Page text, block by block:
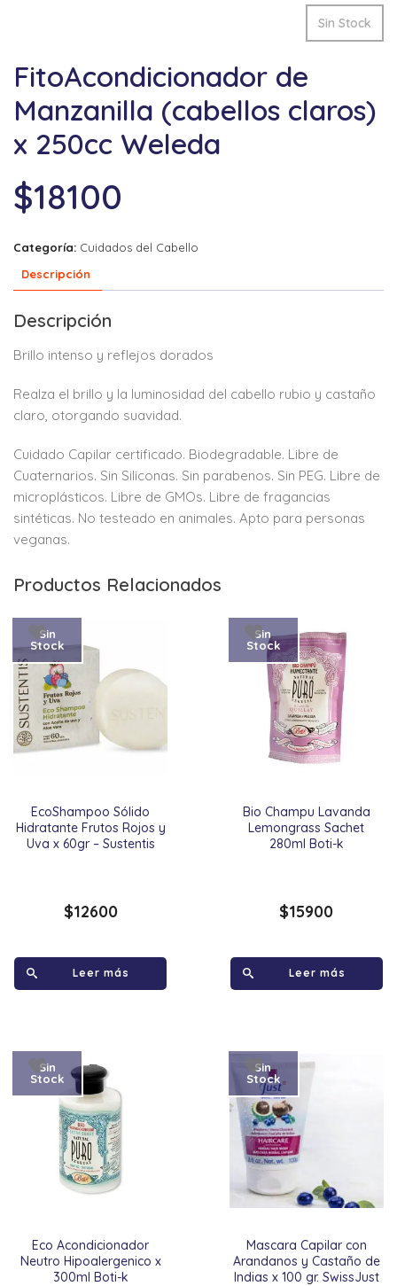
Sin Stock
FitoAcondicionador de
Manzanilla (cabellos claros)
x 250cc Weleda
$18100
Categoría: Cuidados del Cabello
Descripción
Descripción
Brillo intenso y reflejos dorados
Realza el brillo y la luminosidad del cabello rubio y castaño
claro, otorgando suavidad.
Cuidado Capilar certificado. Biodegradable. Libre de
Cuaternarios. Sin Siliconas. Sin parabenos. Sin PEG. Libre de
microplásticos. Libre de GMOs. Libre de fragancias
sintéticas. No testeado en animales. Apto para personas
veganas.
Productos Relacionados
EcoShampoo Sólido
Hidratante Frutos Rojos y
Uva x 60gr – Sustentis
Sin
Stock
$12600
Leer más
Bio Champu Lavanda
Lemongrass Sachet
280ml Boti-k
Sin
Stock
$15900
Leer más
Eco Acondicionador
Neutro Hipoalergenico x
300ml Boti-k
Sin
Stock
Mascara Capilar con
Arandanos y Castaño de
Indias x 100 gr. SwissJust
Sin
Stock